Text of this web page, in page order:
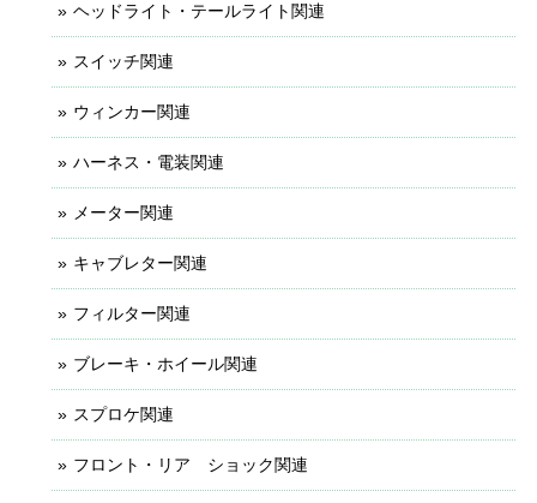
ヘッドライト・テールライト関連
スイッチ関連
ウィンカー関連
ハーネス・電装関連
メーター関連
キャブレター関連
フィルター関連
ブレーキ・ホイール関連
スプロケ関連
フロント・リア ショック関連